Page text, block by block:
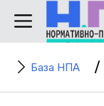
База НПА